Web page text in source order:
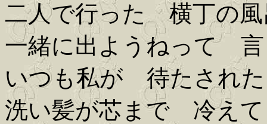
二人で行った 横丁の風
一緒に出ようねって
いつも私が 待たされた
洗い髪が芯まで 冷えて